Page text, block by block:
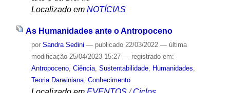
Localizado em NOTÍCIAS
As Humanidades ante o Antropoceno
por Sandra Sedini — publicado22/03/2022 — última
modificação25/04/2023 15:27 — registrado em:
Antropoceno, Ciência, Sustentabilidade, Humanidades,
Teoria Darwiniana, Conhecimento